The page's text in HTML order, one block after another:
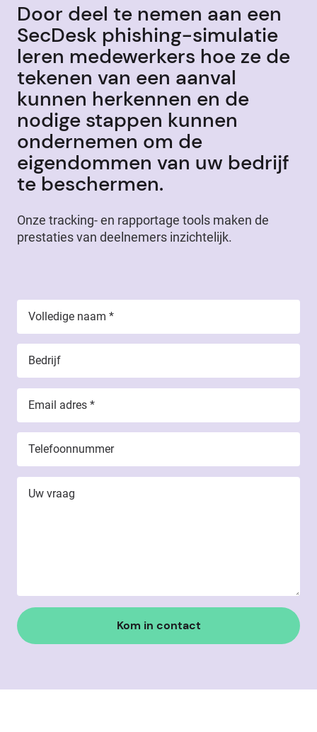
Door deel te nemen aan een
SecDesk phishing-simulatie
leren medewerkers hoe ze de
tekenen van een aanval
kunnen herkennen en de
nodige stappen kunnen
ondernemen om de
eigendommen van uw bedrijf
te beschermen.
Onze tracking- en rapportage tools maken de
prestaties van deelnemers inzichtelijk.
Volledige naam *
Bedrijf
Email adres *
Telefoonnummer
Uw vraag